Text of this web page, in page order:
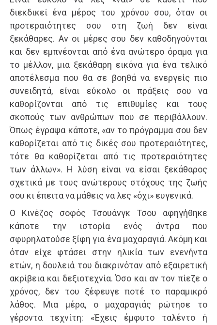
διεκδικεί ένα μέρος του χρόνου σου, όταν οι
προτεραιότητες σου στη ζωή δεν είναι
ξεκάθαρες. Αν οι μέρες σου δεν καθοδηγούνται
και δεν εμπνέονται από ένα ανώτερο όραμα για
το μέλλον, μια ξεκάθαρη εικόνα για ένα τελικό
αποτέλεσμα που θα σε βοηθά να ενεργείς πιο
συνειδητά, είναι εύκολο οι πράξεις σου να
καθορίζονται από τις επιθυμίες και τους
σκοπούς των ανθρώπων που σε περιβάλλουν.
Όπως έγραψα κάποτε, «αν το πρόγραμμα σου δεν
καθορίζεται από τις δικές σου προτεραιότητες,
τότε θα καθορίζεται από τις προτεραιότητες
των άλλων». Η λύση είναι να είσαι ξεκάθαρος
σχετικά με τους ανώτερους στόχους της ζωής
σου κι έπειτα να μάθεις να λες «όχι» ευγενικά.
Ο Κινέζος σοφός Τσουάνγκ Τσου αφηγήθηκε
κάποτε την ιστορία ενός άντρα που
σφυρηλατούσε ξίφη για ένα μαχαραγιά. Ακόμη και
όταν είχε φτάσει στην ηλικία των ενενήντα
ετών, η δουλειά του διακρινόταν από εξαιρετική
ακρίβεια και δεξιοτεχνία. Όσο και αν τον πίεζε ο
χρόνος, δεν του ξέφευγε ποτέ το παραμικρό
λάθος. Μια μέρα, ο μαχαραγιάς ρώτησε το
γέροντα τεχνίτη: «Έχεις έμφυτο ταλέντο ή